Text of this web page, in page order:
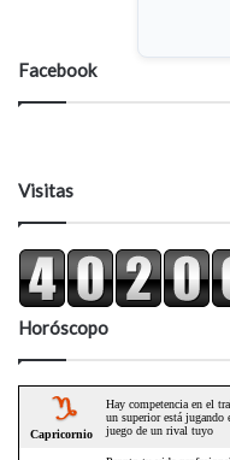
Facebook
Visitas
Horóscopo